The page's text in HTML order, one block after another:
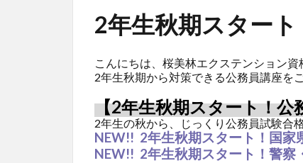
2年生秋期スター
こんにちは、桜美林エクステンション資
2年生秋期から対策できる公務員講座を
【2年生秋期スタート！公
2年生の秋から、じっくり公務員試験合
NEW!! 2年生秋期スタート！国家
NEW!! 2年生秋期スタート！警察